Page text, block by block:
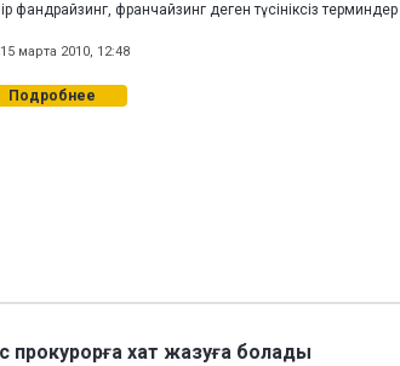
фандрайзинг, франчайзинг деген түсініксіз
15 марта 2010, 12:48
Подробнее
прокурорға хат жазуға болады